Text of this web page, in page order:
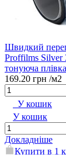
Швидкий
Proffilms Silver
тонуюча
169.20 грн /м2
У кошик
У кошик
Докладніше
Купити в 1